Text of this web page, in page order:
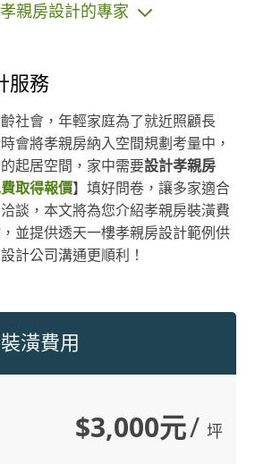
親房設計的專家
服務
社會，年輕家庭為了就近照顧長
會將孝親房納入空間規劃考量中，
起居空間，家中需要設計孝親房
取得報價】填好問卷，讓多家適合
談，本文將為您介紹孝親房裝潢費
並提供透天一樓孝親房設計範例供
計公司溝通更順利！
潢費用
$3,000元/ 坪